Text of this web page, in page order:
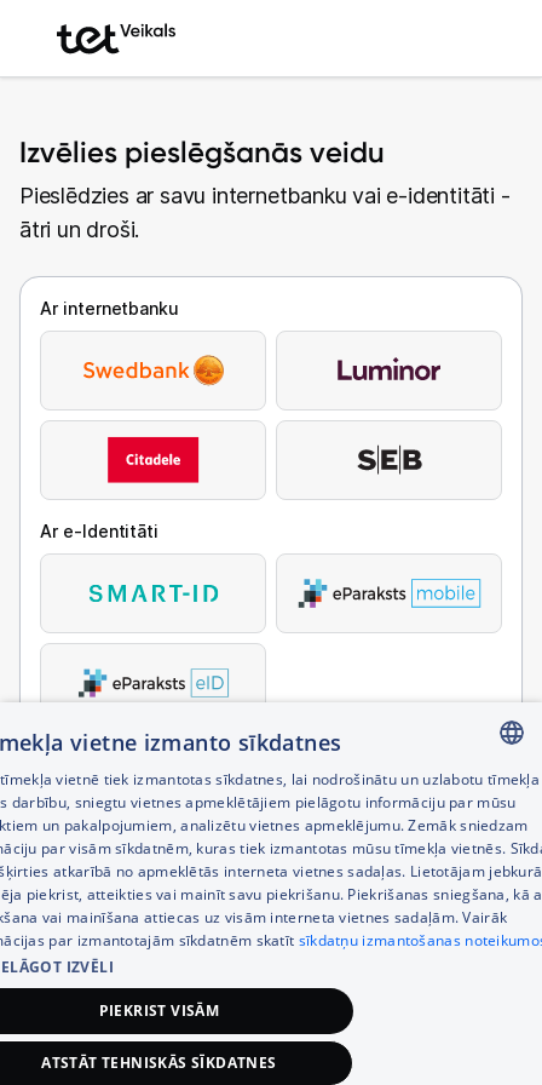
Izvēlies pieslēgšanās veidu
Pieslēdzies ar savu internetbanku vai e-identitāti -
ātri un droši.
Ar internetbanku
Ar e-Identitāti
LATVIAN
RUSSIAN
ENGLISH
vietne izmanto sīkdatnes
vietnē tiek izmantotas sīkdatnes, lai nodrošinātu un uzlabotu tīmekļa
darbību, sniegtu vietnes apmeklētājiem pielāgotu informāciju par mūsu
un pakalpojumiem, analizētu vietnes apmeklējumu. Zemāk sniedzam
par visām sīkdatnēm, kuras tiek izmantotas mūsu tīmekļa vietnēs.
atkarībā no apmeklētās interneta vietnes sadaļas. Lietotājam
piekrist, atteikties vai mainīt savu piekrišanu. Piekrišanas sniegšana, kā
vai mainīšana attiecas uz visām interneta vietnes sadaļām. Vairāk
par izmantotajām sīkdatnēm skatīt sīkdatņu izmantošanas
IZVĒLI
PIEKRIST VISĀM
ATSTĀT TEHNISKĀS SĪKDATNES